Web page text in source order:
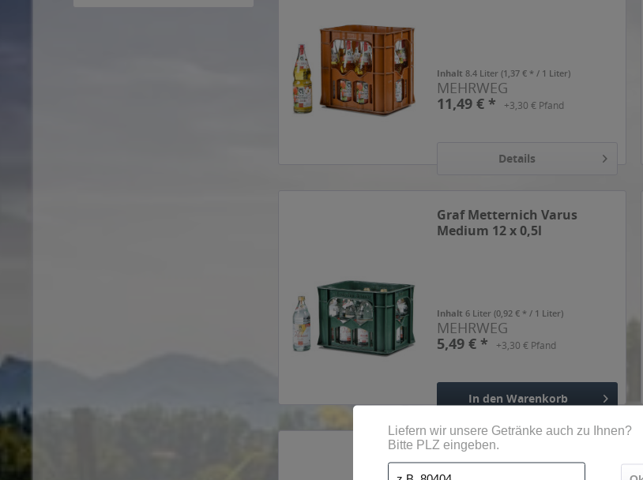
Inhalt8.4 Liter(1,37 € * / 1 Liter)
MEHRWEG
11,49 € *
+3,30 € Pfand
Details
Graf Metternich Varus
Medium 12 x 0,5l
Inhalt6 Liter(0,92 € * / 1 Liter)
MEHRWEG
5,49 € *
+3,30 € Pfand
In den Warenkorb
Hinzugefügt
Graf Metternich Varus
Naturell 12 x 0,75l